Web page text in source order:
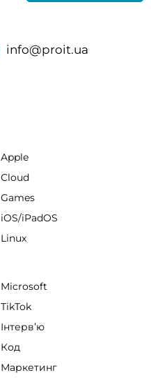
info@proit.ua
Apple
Cloud
Games
iOS/iPadOS
Linux
Microsoft
TikTok
Інтервʼю
Код
Маркетинг